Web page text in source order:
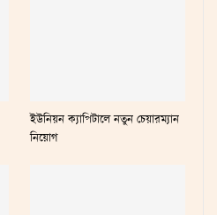
ইউনিয়ন ক্যাপিটালে নতুন চেয়ারম্যান
নিয়োগ